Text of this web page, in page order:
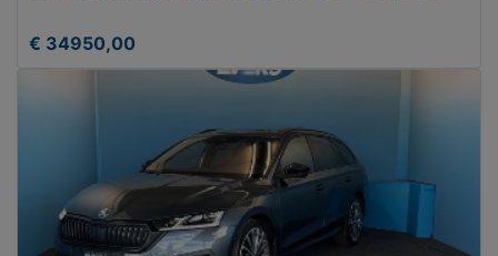
€ 34950,00